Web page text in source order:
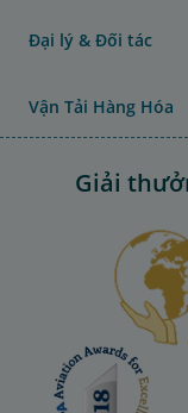
Đại lý & Đối tác
Vận Tải Hàng Hóa
Giải